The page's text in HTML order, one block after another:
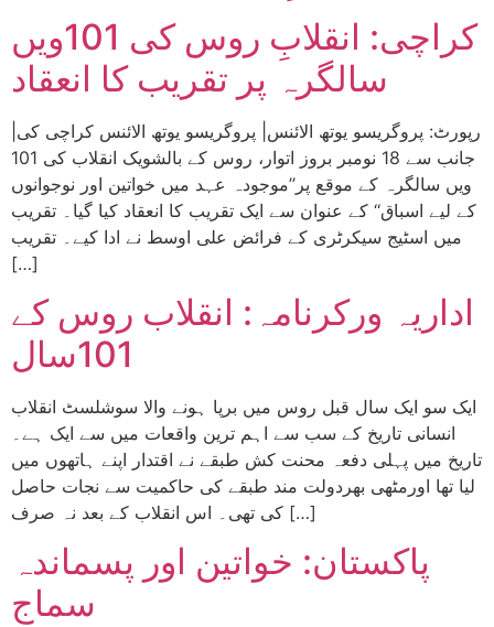
کراچی: انقلابِ روس کی 101ویں
سالگرہ پر تقریب کا انعقاد
جانب سے 18 نومبر بروز اتوار، روس کے بالشویک انقلاب کی 101
ویں سالگرہ کے موقع پر’’موجودہ عہد میں خواتین اور نوجوانوں
کے لیے اسباق‘‘ کے عنوان سے ایک تقریب کا انعقاد کیا گیا۔ تقریب
میں اسٹیج سیکرٹری کے فرائض علی اوسط نے ادا کیے۔ تقریب
[…]
اداریہ ورکرنامہ: انقلاب روس کے
101سال
ایک سو ایک سال قبل روس میں برپا ہونے والا سوشلسٹ انقلاب
انسانی تاریخ کے سب سے اہم ترین واقعات میں سے ایک ہے۔
تاریخ میں پہلی دفعہ محنت کش طبقے نے اقتدار اپنے ہاتھوں میں
لیا تھا اورمٹھی بھردولت مند طبقے کی حاکمیت سے نجات حاصل
کی تھی۔ اس انقلاب کے بعد نہ صرف […]
پاکستان: خواتین اور پسماندہ
سماج